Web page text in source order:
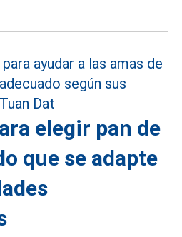
elegir pan de
que se adapte